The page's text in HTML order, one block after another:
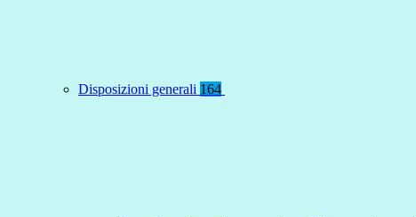
Disposizioni generali 164